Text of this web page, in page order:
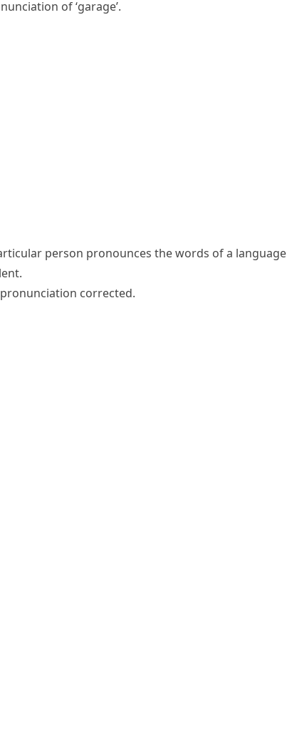
of ‘garage’.
person pronounces the words of a language
corrected.